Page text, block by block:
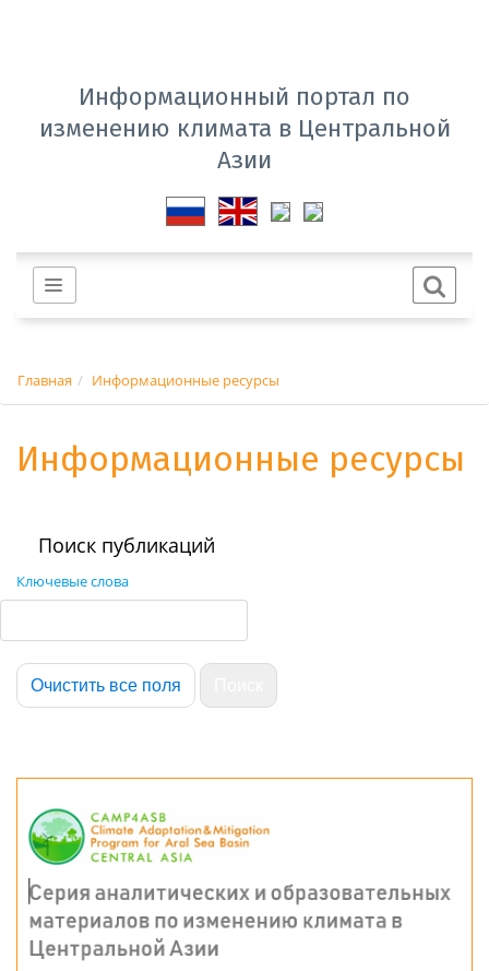
Информационный портал по
изменению климата в Центральной
Азии
Главная Информационные ресурсы
Информационные ресурсы
Поиск публикаций
Ключевые слова